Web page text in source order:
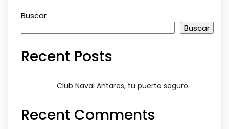
Buscar
Buscar
Recent Posts
Club Naval Antares, tu puerto seguro.
Recent Comments